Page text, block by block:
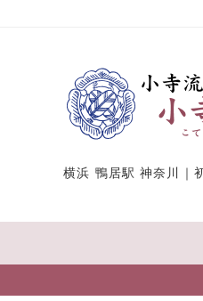
横浜 鴨居駅 神奈川｜